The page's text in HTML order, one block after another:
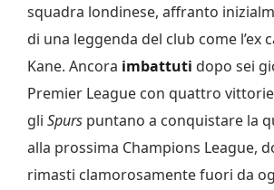
squadra londinese, affranto
di una leggenda del club come l’ex
Kane. Ancora imbattuti dopo sei
Premier League con quattro
gli Spurs puntano a conquistare la
alla prossima Champions League,
rimasti clamorosamente fuori da